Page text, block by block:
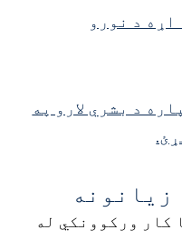
د نورو
د بشري لارو په
ورکوونکي له